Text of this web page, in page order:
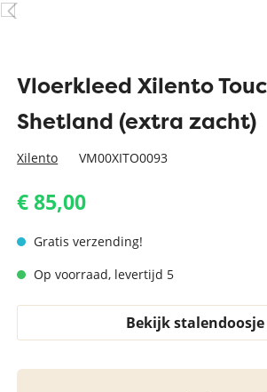
Vloerkleed Xilento
Shetland (extra zacht)
Xilento VM00XITO0093
€ 85,00
Gratis verzending!
Op voorraad, levertijd 5
Bekijk stalendoosje